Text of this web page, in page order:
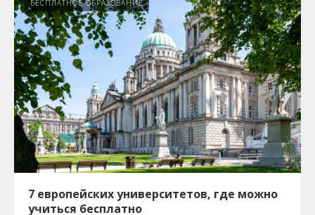
БЕСПЛАТНОЕ ОБРАЗОВАНИЕ
7 европейских университетов, где можно
учиться бесплатно